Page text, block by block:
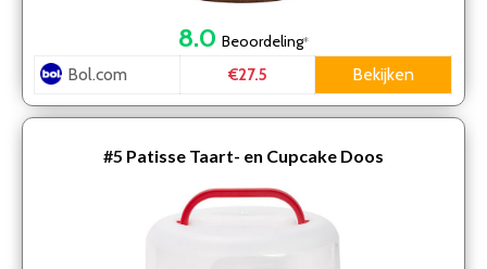
8.0 Beoordeling*
Bol.com €27.5 Bekijken
#5 Patisse Taart- en Cupcake Doos